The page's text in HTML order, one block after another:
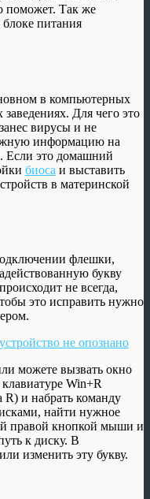
поможет. Так же
питания
в компьютерных
Для чего это
вирусы и не
информацию на
Если это домашний
биоса и выставить
в материнской
флешки,
букву
не всегда,
это исправить нужно
можете вызвать окно
Win+R
и набрать команду
найти нужное
правой кнопкой мыши и
к диску. В
изменить эту букву.